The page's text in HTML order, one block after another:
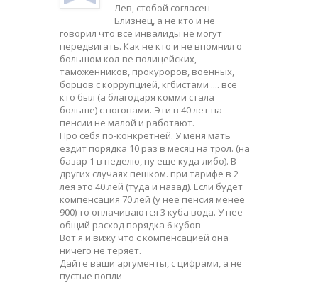
Лев, стобой согласен
Близнец, а не кто и не
говорил что все инвалиды не могут
передвигать. Как не кто и не впомнил о
большом кол-ве полицейских,
таможенников, прокуроров, военных,
борцов с коррупцией, кгбистами .... все
кто был (а благодаря комми стала
больше) с погонами. Эти в 40 лет на
пенсии не малой и работают.
Про себя по-конкретней. У меня мать
ездит порядка 10 раз в месяц на трол. (на
базар 1 в неделю, ну еще куда-либо). В
других случаях пешком. при тарифе в 2
лея это 40 лей (туда и назад). Если будет
компенсация 70 лей (у нее пенсия менее
900) то оплачиваются 3 куба вода. У нее
общий расход порядка 6 кубов
Вот я и вижу что с компенсацией она
ничего не теряет.
Дайте ваши аргументы, с цифрами, а не
пустые вопли